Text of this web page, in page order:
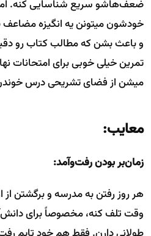
ضعف‌هاشو سریع شناسایی کنه.
خودشون میتونن یه انگیزه
و باعث بشن که مطالب کتاب رو
تمرین خیلی خوبی برای امتحانات
میشن از فضای تشریحی درس
معایب:
زمان‌بر بودن رفت‌وآمد:
هر روز رفتن به مدرسه و برگشتن
وقت تلف کنه، مخصوصاً برای